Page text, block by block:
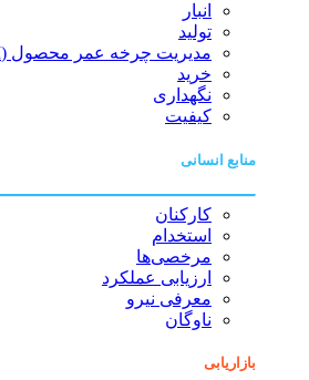
انبار
تولید
مدیریت چرخه عمر محصول (PLM)
خرید
نگهداری
کیفیت
منابع انسانی
کارکنان
استخدام
مرخصی‌ها
ارزیابی عملکرد
معرفی نیرو
ناوگان
بازاریابی